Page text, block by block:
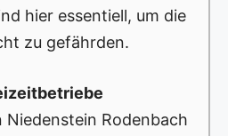
hier essentiell, um die
zu gefährden.
Niedenstein Rodenbach